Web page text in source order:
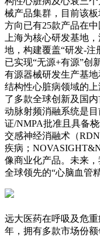
械产品集群，目前该
方向已有25款产品在
上海为核心研发基地
地，构建覆盖“研发-注
已实现“无源+有源”创
有源器械研发生产基
结构性心脏病领域的
了多款全球创新及国
动脉射频消融系统是
证/NMPA批准且具备
交感神经消融术（
疾病；
像商业化产品。未来
全球领先的“心脑血管
远大医药在呼吸及危
年，拥有多款市场份